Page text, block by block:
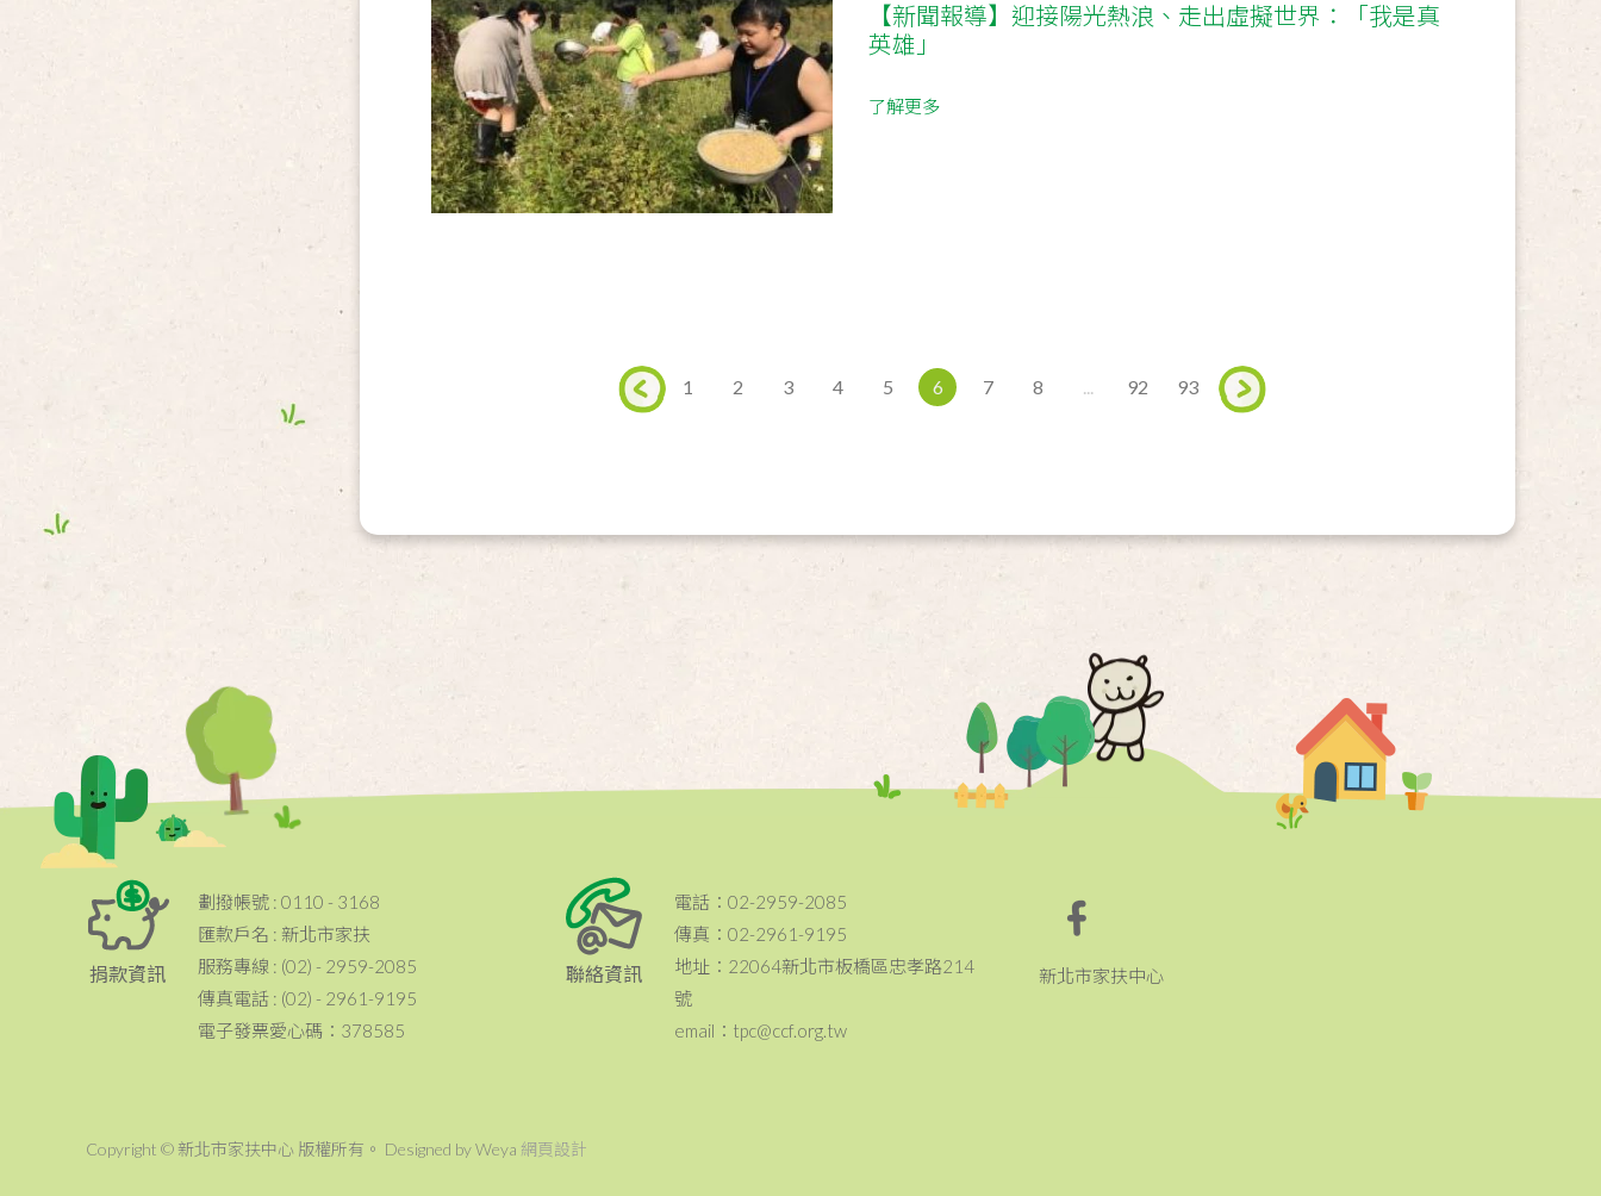
【新聞報導】迎接陽光熱浪、走出虛擬世界：「我是真
英雄」
了解更多
1 2 3 4 5 6 7 8 ... 92 93
捐款資訊
劃撥帳號 : 0110 - 3168
匯款戶名 : 新北市家扶
服務專線 : (02) - 2959-2085
傳真電話 : (02) - 2961-9195
電子發票愛心碼：378585
聯絡資訊
電話：02-2959-2085
傳真：02-2961-9195
地址：22064新北市板橋區忠孝路214
號
email：tpc@ccf.org.tw
新北市家扶中心
Copyright © 新北市家扶中心 版權所有。 Designed by Weya 網頁設計